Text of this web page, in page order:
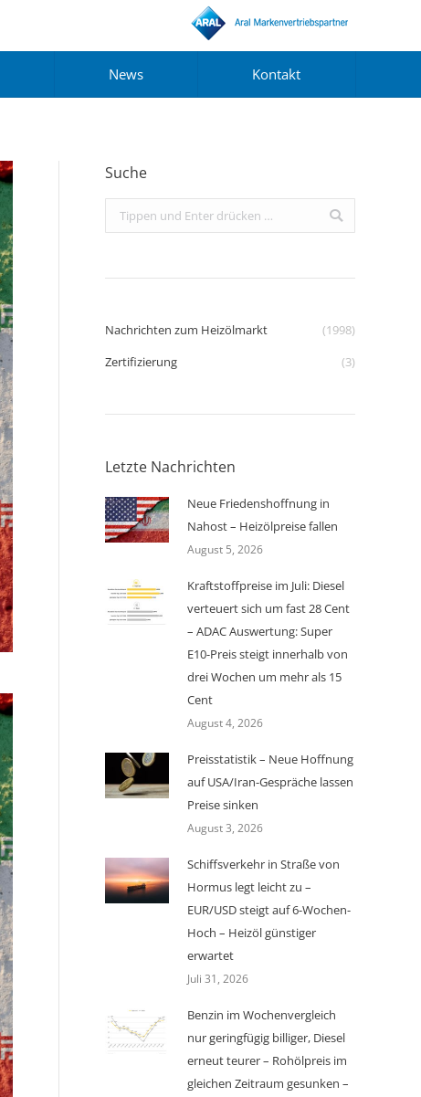
News Kontakt
Suche
Search:
Nachrichten zum Heizölmarkt
(1998)
Zertifizierung
(3)
Letzte Nachrichten
Neue Friedenshoffnung in
Nahost – Heizölpreise fallen
August 5, 2026
Kraftstoffpreise im Juli: Diesel
verteuert sich um fast 28 Cent
– ADAC Auswertung: Super
E10-Preis steigt innerhalb von
drei Wochen um mehr als 15
Cent
August 4, 2026
Preisstatistik – Neue Hoffnung
auf USA/Iran-Gespräche lassen
Preise sinken
August 3, 2026
Schiffsverkehr in Straße von
Hormus legt leicht zu –
EUR/USD steigt auf 6-Wochen-
Hoch – Heizöl günstiger
erwartet
Juli 31, 2026
Benzin im Wochenvergleich
nur geringfügig billiger, Diesel
erneut teurer – Rohölpreis im
gleichen Zeitraum gesunken –